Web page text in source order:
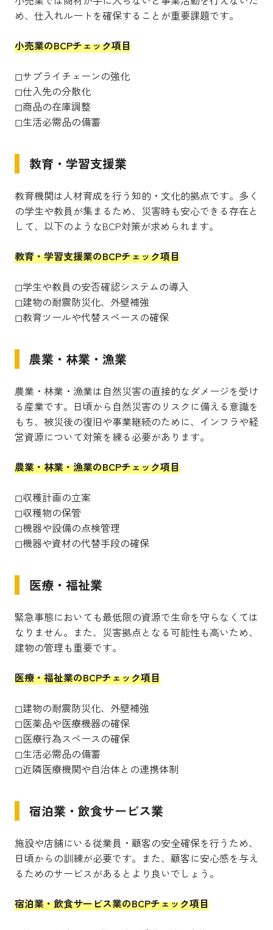
め、仕入れルートを確保することが重要課題です。
小売業のBCPチェック項目
◻︎サプライチェーンの強化
◻︎仕入先の分散化
◻︎商品の在庫調整
◻︎生活必需品の備蓄
教育・学習支援業
教育機関は人材育成を行う知的・文化的拠点です。多く
の学生や教員が集まるため、災害時も安心できる存在と
して、以下のようなBCP対策が求められます。
教育・学習支援業のBCPチェック項目
◻︎学生や教員の安否確認システムの導入
◻︎建物の耐震防災化、外壁補強
◻︎教育ツールや代替スペースの確保
農業・林業・漁業
農業・林業・漁業は自然災害の直接的なダメージを受け
る産業です。日頃から自然災害のリスクに備える意識を
もち、被災後の復旧や事業継続のために、インフラや経
営資源について対策を練る必要があります。
農業・林業・漁業のBCPチェック項目
◻︎収穫計画の立案
◻︎収穫物の保管
◻︎機器や設備の点検管理
◻︎機器や資材の代替手段の確保
医療・福祉業
緊急事態においても最低限の資源で生命を守らなくては
なりません。また、災害拠点となる可能性も高いため、
建物の管理も重要です。
医療・福祉業のBCPチェック項目
◻︎建物の耐震防災化、外壁補強
◻︎医薬品や医療機器の確保
◻︎医療行為スペースの確保
◻︎生活必需品の備蓄
◻︎近隣医療機関や自治体との連携体制
宿泊業・飲食サービス業
施設や店舗にいる従業員・顧客の安全確保を行うため、
日頃からの訓練が必要です。また、顧客に安心感を与え
るためのサービスがあるとより良いでしょう。
宿泊業・飲食サービス業のBCPチェック項目